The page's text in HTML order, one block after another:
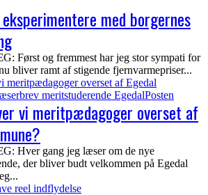
med borgernes
Først og fremmest har jeg stor sympati for
bliver ramt af stigende fjernvarmepriser...
overset af Egedal
vi meritpædagoger overset af
Hver gang jeg læser om de nye
der bliver budt velkommen på Egedal
reel indflydelse